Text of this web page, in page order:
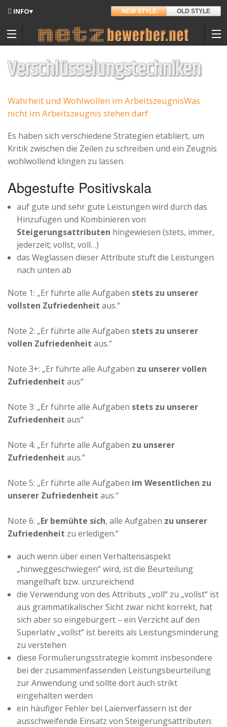
NEW STYLE OLD STYLE
INFO▾
Updates
Entwickler
Hintergrund
Kontakt
Datenschutz
Nutzungsbedingungen
Spenden
Advertiser
Materialpool für Bewerber
Verschlüsselungstechniken
Wahrheit und Wohlwollen im ArbeitszeugnisWas
nicht im Arbeitszeugnis stehen darf
Es haben sich verschiedene Strategien etabliert, um
Kritik zwischen die Zeilen zu schreiben und ein Zeugnis
wohlwollend klingen zu lassen.
Abgestufte Positivskala
auf gute und sehr gute Leistungen wird durch das
Hinzufügen und Kombinieren von
Steigerungsattributen hingewiesen (stets, immer,
jederzeit; vollst, voll…)
das Weglassen dieser Attribute stuft die Leistungen
nach unten ab
Note 1: „Er führte alle Aufgaben stets zu unserer
vollsten Zufriedenheit aus.“
Note 2: „Er führte alle Aufgaben stets zu unserer
vollen Zufriedenheit aus.“
Note 3+: „Er führte alle Aufgaben zu unserer vollen
Zufriedenheit aus“
Note 3: „Er führte alle Aufgaben stets zu unserer
Zufriedenheit aus“
Note 4: „Er führte alle Aufgaben zu unserer
Zufriedenheit aus.“
Note 5: „Er führte alle Aufgaben im Wesentlichen zu
unserer Zufriedenheit aus.“
Note 6: „Er bemühte sich, alle Aufgaben zu unserer
Zufriedenheit zu erledigen.“
auch wenn über einen Verhaltensaspekt
„hinweggeschwiegen“ wird, ist die Beurteilung
mangelhaft bzw. unzureichend
die Verwendung von des Attributs „voll“ zu „vollst“ ist
aus grammatikalischer Sicht zwar nicht korrekt, hat
sich aber so eingebürgert – ein Verzicht auf den
Superlativ „vollst“ ist bereits als Leistungsminderung
zu verstehen
diese Formulierungsstrategie kommt insbesondere
bei der zusammenfassenden Leistungsbeurteilung
zur Anwendung und sollte dort auch strikt
eingehalten werden
ein häufiger Fehler bei Laienverfassern ist der
ausschweifende Einsatz von Steigerungsattributen: